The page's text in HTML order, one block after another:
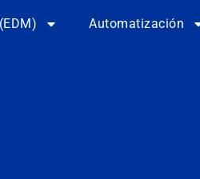
Automatización